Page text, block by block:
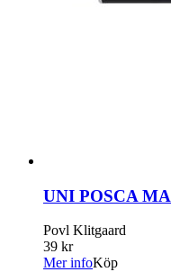
UNI POSCA
Povl Klitgaard
39 kr
Mer infoKöp